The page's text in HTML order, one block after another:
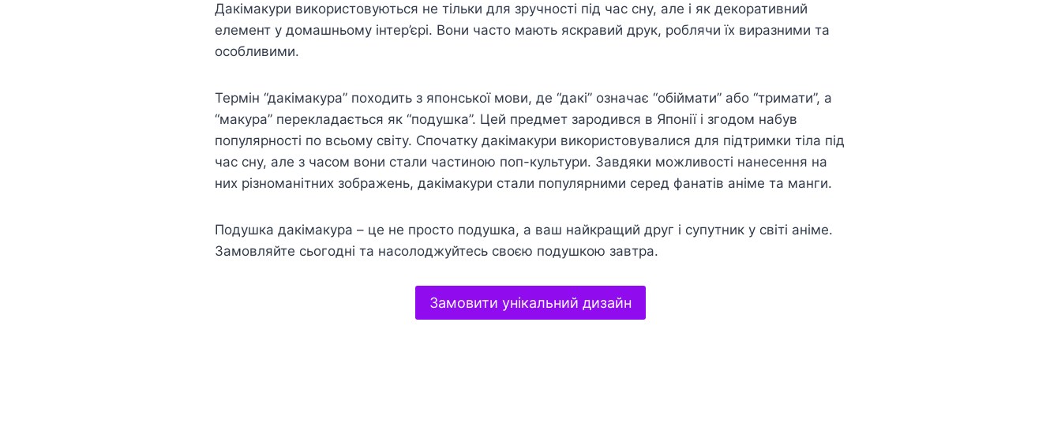
Дакімакури використовуються не тільки для зручності під час сну, але і як декоративний
елемент у домашньому інтер’єрі. Вони часто мають яскравий друк, роблячи їх виразними та
особливими.
Термін “дакімакура” походить з японської мови, де “дакі” означає “обіймати” або “тримати”, а
“макура” перекладається як “подушка”. Цей предмет зародився в Японії і згодом набув
популярності по всьому світу. Спочатку дакімакури використовувалися для підтримки тіла під
час сну, але з часом вони стали частиною поп-культури. Завдяки можливості нанесення на
них різноманітних зображень, дакімакури стали популярними серед фанатів аніме та манги.
Подушка дакімакура – це не просто подушка, а ваш найкращий друг і супутник у світі аніме.
Замовляйте сьогодні та насолоджуйтесь своєю подушкою завтра.
Замовити унікальний дизайн